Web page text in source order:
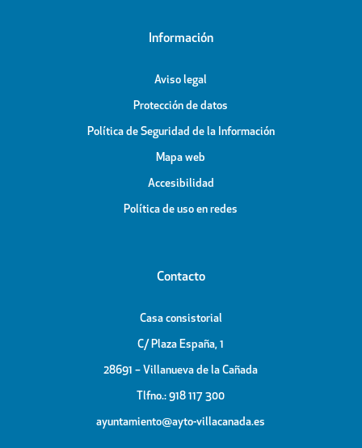
Información
Aviso legal
Protección de datos
Política de Seguridad de la Información
Mapa web
Accesibilidad
Política de uso en redes
Contacto
Casa consistorial
C/ Plaza España, 1
28691 – Villanueva de la Cañada
Tlfno.: 918 117 300
ayuntamiento@ayto-villacanada.es